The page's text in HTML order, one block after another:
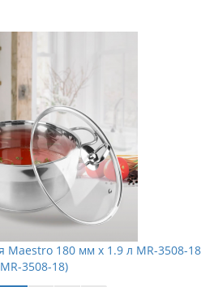
180 мм х 1.9 л MR-3508-18
3508-18)